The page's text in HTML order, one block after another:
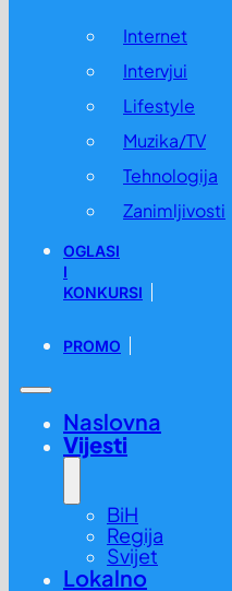
Internet
Intervjui
Lifestyle
Muzika/TV
Tehnologija
Zanimljivosti
OGLASI
I
KONKURSI
PROMO
Naslovna
Vijesti
BiH
Regija
Svijet
Lokalno